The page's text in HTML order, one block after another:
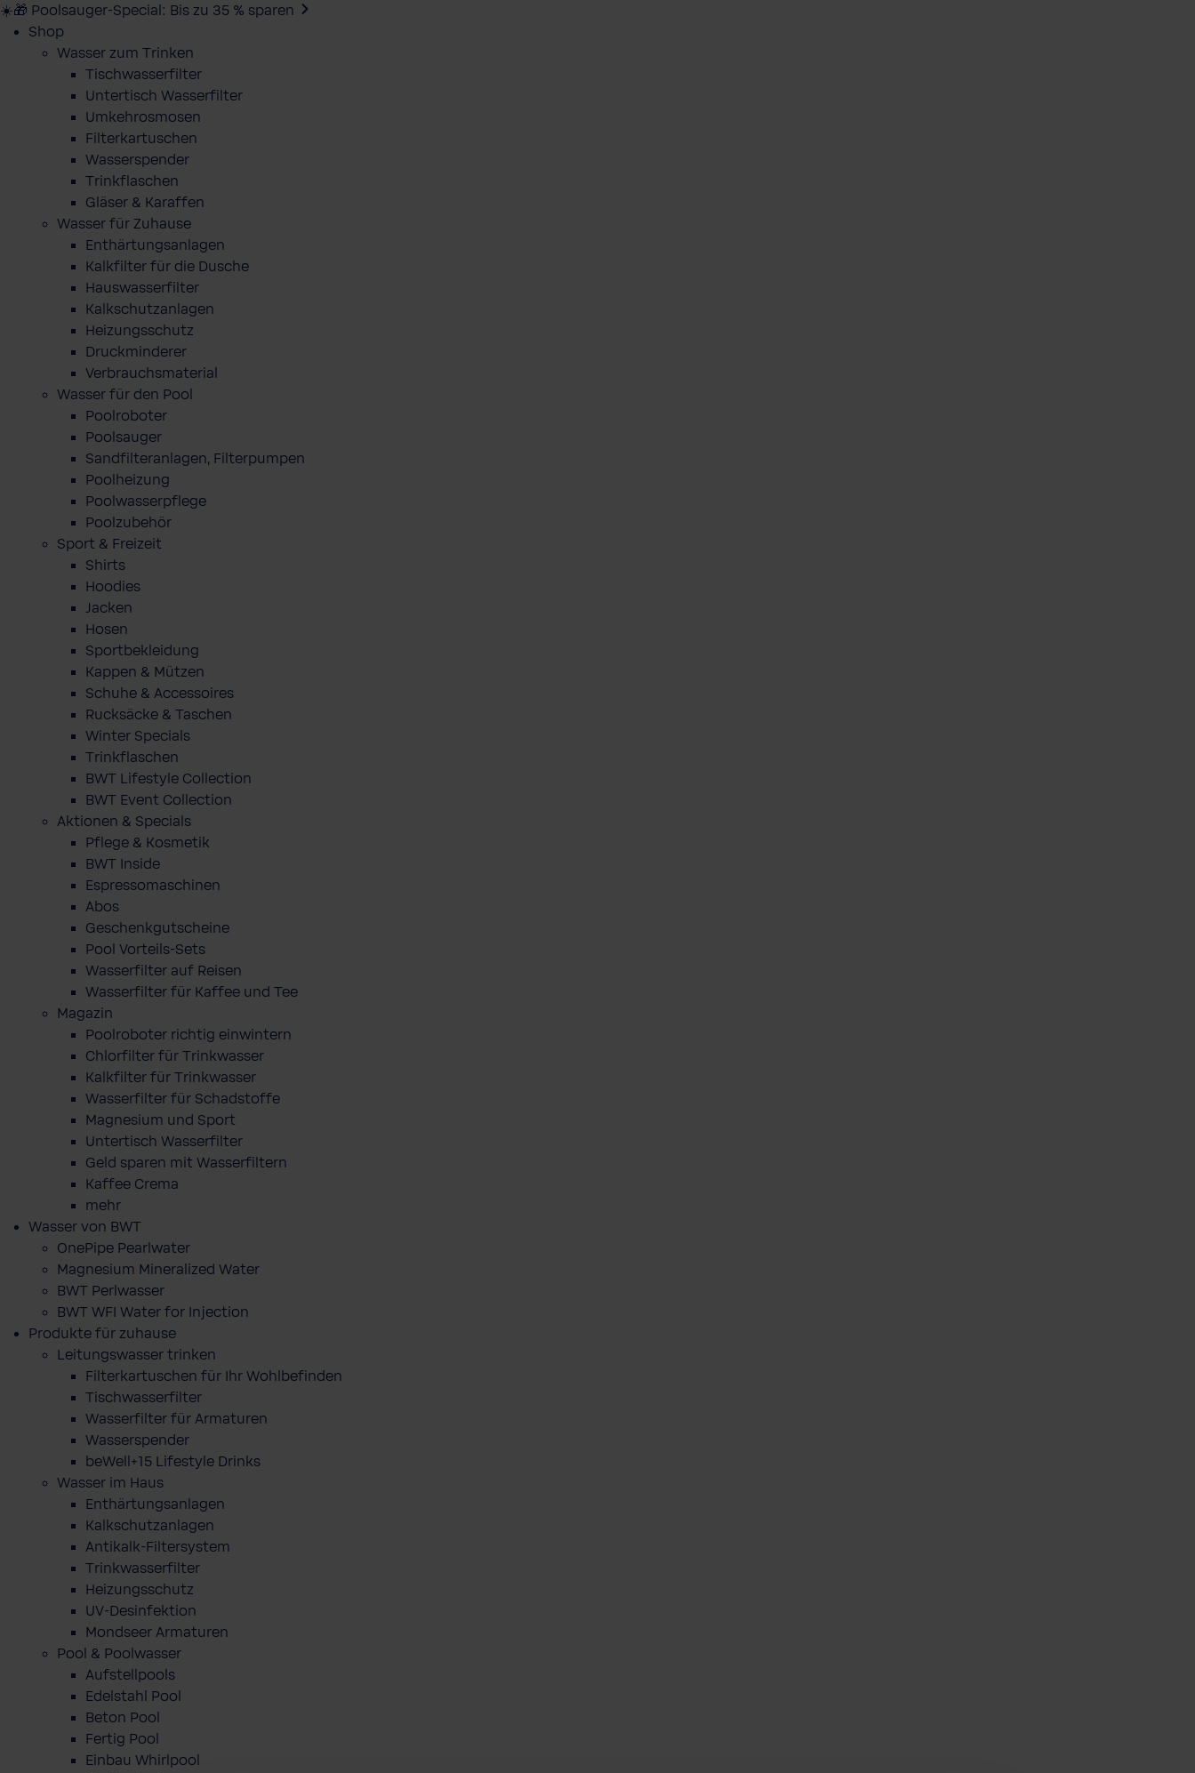
☀️🎁 Poolsauger-Special: Bis zu 35 % sparen
Shop
Wasser zum Trinken
Tischwasserfilter
Untertisch Wasserfilter
Umkehrosmosen
Filterkartuschen
Wasserspender
Trinkflaschen
Gläser & Karaffen
Wasser für Zuhause
Enthärtungsanlagen
Kalkfilter für die Dusche
Hauswasserfilter
Kalkschutzanlagen
Heizungsschutz
Druckminderer
Verbrauchsmaterial
Wasser für den Pool
Poolroboter
Poolsauger
Sandfilteranlagen, Filterpumpen
Poolheizung
Poolwasserpflege
Poolzubehör
Sport & Freizeit
Shirts
Hoodies
Jacken
Hosen
Sportbekleidung
Kappen & Mützen
Schuhe & Accessoires
Rucksäcke & Taschen
Winter Specials
Trinkflaschen
BWT Lifestyle Collection
BWT Event Collection
Aktionen & Specials
Pflege & Kosmetik
BWT Inside
Espressomaschinen
Abos
Geschenkgutscheine
Pool Vorteils-Sets
Wasserfilter auf Reisen
Wasserfilter für Kaffee und Tee
Magazin
Poolroboter richtig einwintern
Chlorfilter für Trinkwasser
Kalkfilter für Trinkwasser
Wasserfilter für Schadstoffe
Magnesium und Sport
Untertisch Wasserfilter
Geld sparen mit Wasserfiltern
Kaffee Crema
mehr
Wasser von BWT
OnePipe Pearlwater
Magnesium Mineralized Water
BWT Perlwasser
BWT WFI Water for Injection
Produkte für zuhause
Leitungswasser trinken
Filterkartuschen für Ihr Wohlbefinden
Tischwasserfilter
Wasserfilter für Armaturen
Wasserspender
beWell+15 Lifestyle Drinks
Wasser im Haus
Enthärtungsanlagen
Kalkschutzanlagen
Antikalk-Filtersystem
Trinkwasserfilter
Heizungsschutz
UV-Desinfektion
Mondseer Armaturen
Pool & Poolwasser
Aufstellpools
Edelstahl Pool
Beton Pool
Fertig Pool
Einbau Whirlpool